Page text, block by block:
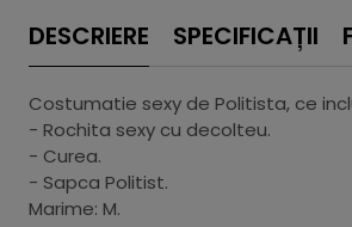
DESCRIERE SPECIFICAȚII
Costumatie sexy de Politista, ce
- Rochita sexy cu decolteu.
- Curea.
- Sapca Politist.
Marime: M.